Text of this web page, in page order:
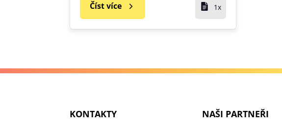
Číst více 1x
KONTAKTY NAŠI PARTNEŘI